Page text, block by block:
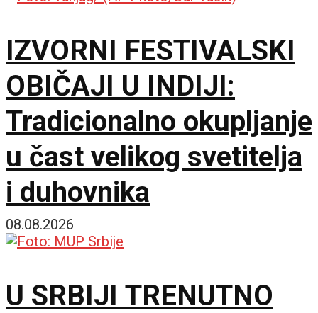
policija zbog rada kafića
subotom
IZVORNI FESTIVALSKI
OBIČAJI U INDIJI:
Tradicionalno okupljanje
u čast velikog svetitelja
i duhovnika
08.08.2026
U SRBIJI TRENUTNO